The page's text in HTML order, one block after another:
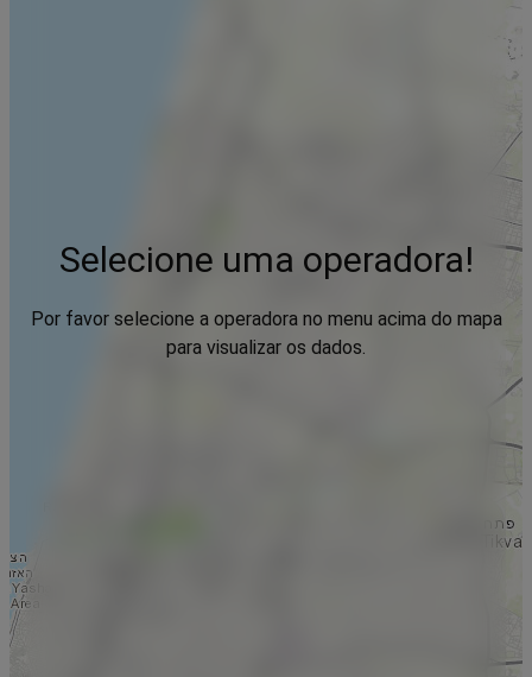
Selecione uma operadora!
Por favor selecione a operadora no menu acima do mapa
para visualizar os dados.